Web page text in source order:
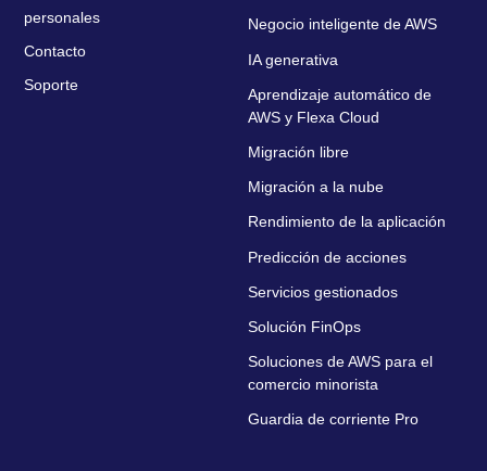
personales
Contacto
Soporte
Negocio inteligente de AWS
IA generativa
Aprendizaje automático de
AWS y Flexa Cloud
Migración libre
Migración a la nube
Rendimiento de la aplicación
Predicción de acciones
Servicios gestionados
Solución FinOps
Soluciones de AWS para el
comercio minorista
Guardia de corriente Pro